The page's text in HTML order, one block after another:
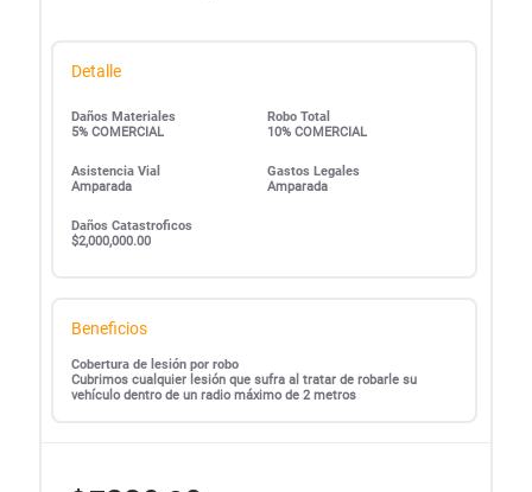
Detalle
Daños Materiales
5% COMERCIAL
Robo Total
10% COMERCIAL
Asistencia Vial
Amparada
Gastos Legales
Amparada
Daños Catastroficos
$2,000,000.00
Beneficios
Cobertura de lesión por robo
Cubrimos cualquier lesión que sufra al tratar de robarle su
vehículo dentro de un radio máximo de 2 metros